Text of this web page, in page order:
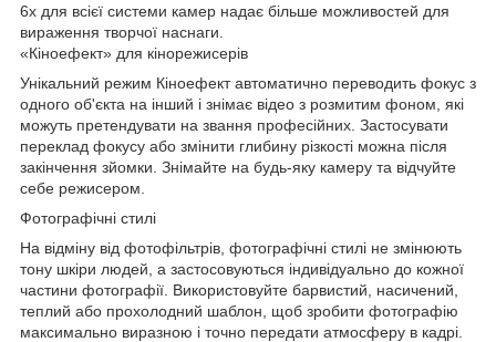
6х для всієї системи камер надає більше можливостей для
вираження творчої наснаги.
«Кіноефект» для кінорежисерів
Унікальний режим Кіноефект автоматично переводить фокус з
одного об'єкта на інший і знімає відео з розмитим фоном, які
можуть претендувати на звання професійних. Застосувати
переклад фокусу або змінити глибину різкості можна після
закінчення зйомки. Знімайте на будь-яку камеру та відчуйте
себе режисером.
Фотографічні стилі
На відміну від фотофільтрів, фотографічні стилі не змінюють
тону шкіри людей, а застосовуються індивідуально до кожної
частини фотографії. Використовуйте барвистий, насичений,
теплий або прохолодний шаблон, щоб зробити фотографію
максимально виразною і точно передати атмосферу в кадрі.